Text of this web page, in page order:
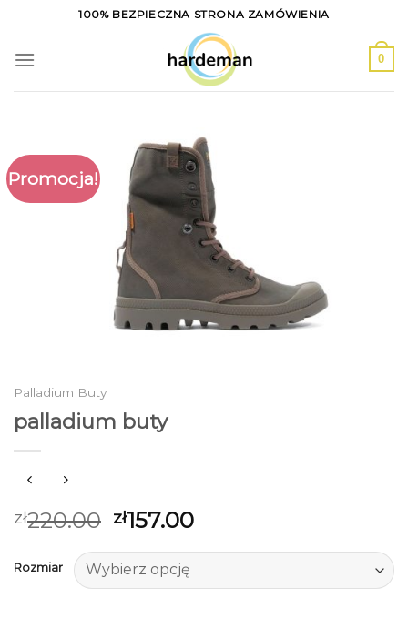
content
100% BEZPIECZNA STRONA ZAMÓWIENIA
0
Promocja!
Palladium Buty
palladium buty
zł220.00 zł157.00
Rozmiar